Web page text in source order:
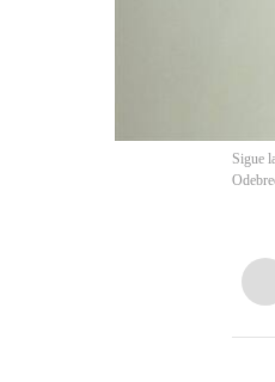
Sigue